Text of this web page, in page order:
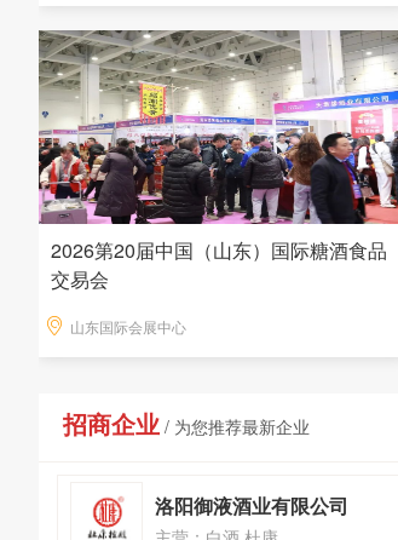
2026第20届中国（山东）国际糖酒食品
交易会
山东国际会展中心
招商企业 / 为您推荐最新企业
洛阳御液酒业有限公司